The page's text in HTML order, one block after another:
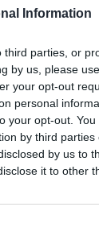
Information
parties, or
by us, please
your opt-out
personal
your opt-out.
by third parties
by us to
it to other